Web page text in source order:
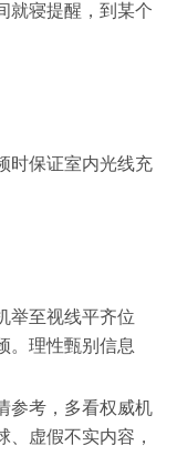
就寝提醒，到某个
时保证室内光线充
举至视线平齐位
理性甄别信息
参考，多看权威机
虚假不实内容，